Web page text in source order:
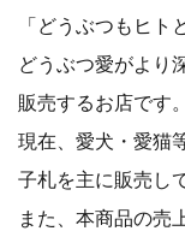
「どうぶつもヒト
どうぶつ愛がより
販売するお店です。
現在、愛犬・愛猫
子札を主に販売し
また、本商品の売